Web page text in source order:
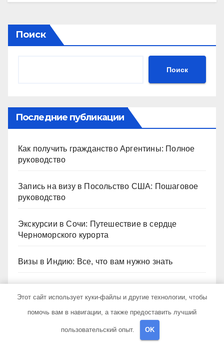
Поиск
Поиск
Последние публикации
Как получить гражданство Аргентины: Полное
руководство
Запись на визу в Посольство США: Пошаговое
руководство
Экскурсии в Сочи: Путешествие в сердце
Черноморского курорта
Визы в Индию: Все, что вам нужно знать
культурное сердце ОАЭ
Этот сайт использует куки-файлы и другие технологии, чтобы
помочь вам в навигации, а также предоставить лучший
пользовательский опыт. OK